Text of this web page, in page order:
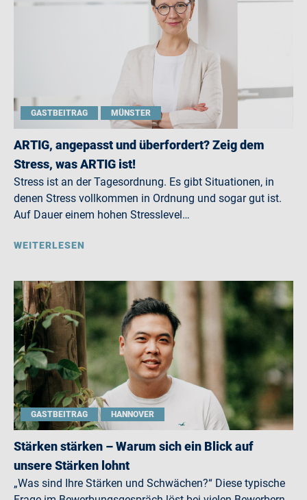
GASTBEITRAG MÜNSTER
ARTIG, angepasst und überfordert? Zeig dem
Stress, was ARTIG ist!
Stress ist an der Tagesordnung. Es gibt Situationen, in
denen Stress vollkommen in Ordnung und sogar gut ist.
Auf Dauer einem hohen Stresslevel…
WEITERLESEN
GASTBEITRAG HANNOVER
Stärken stärken – Warum sich ein Blick auf
unsere Stärken lohnt
„Was sind Ihre Stärken und Schwächen?“ Diese typische